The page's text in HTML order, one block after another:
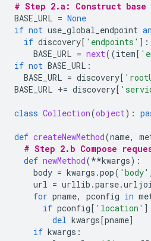
# Step 2.a: Construct base
BASE_URL = None
if not use_global_endpoint
if discovery[ 'endpoints' ]:
BASE_URL = next((item[
if not BASE_URL :
BASE_URL = discovery[
BASE_URL += discovery[
class Collection(object):
def createNewMethod(name,
# Step 2.b Compose
def newMethod(**kwargs):
body = kwargs .pop( 'body' ,
url = urllib .parse.
for pname, pconfig in
if pconfig[ 'location' ]
del kwargs[pname]
if kwargs :